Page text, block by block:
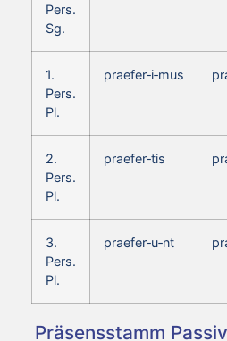
Pers.
Sg.
1.
Pers.
Pl.
praefer‑i‑mus
2.
Pers.
Pl.
praefer‑tis
3.
Pers.
Pl.
praefer‑u‑nt
Präsensstamm Passiv